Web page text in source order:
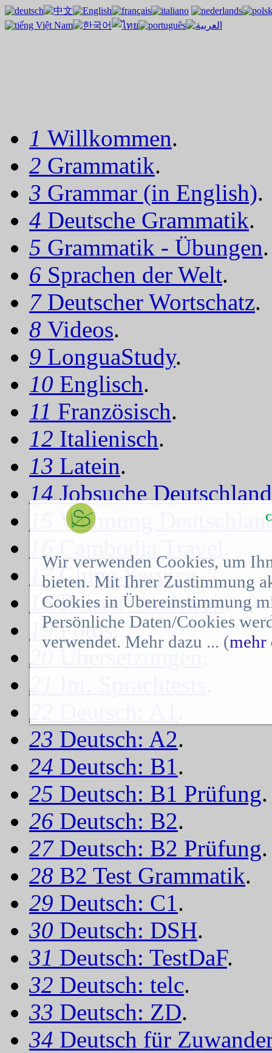
1 Willkommen.
2 Grammatik.
3 Grammar (in English).
4 Deutsche Grammatik.
5 Grammatik - Übungen.
6 Sprachen der Welt.
7 Deutscher Wortschatz.
8 Videos.
9 LonguaStudy.
10 Englisch.
11 Französisch.
12 Italienisch.
13 Latein.
14Jobsuche Deutschland
Wohnung
17China-Service.
18Reisen - weltweit.
19Fotos.
20
21
22
23 Deutsch: A2.
24 Deutsch: B1.
25 Deutsch: B1 Prüfung.
26 Deutsch: B2.
27 Deutsch: B2 Prüfung.
28 B2 Test Grammatik.
29 Deutsch: C1.
30 Deutsch: DSH.
31 Deutsch: TestDaF.
32 Deutsch: telc.
33 Deutsch: ZD.
34 Deutsch für
Wir verwenden Cookies, um
bieten. Mit Ihrer Zustimmung
Cookies in Übereinstimmung
Persönliche Daten/Cookies
verwendet. Mehr dazu ... (mehr